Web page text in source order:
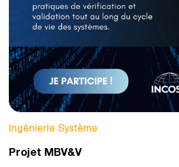
Ingénierie Système
Projet MBV&V